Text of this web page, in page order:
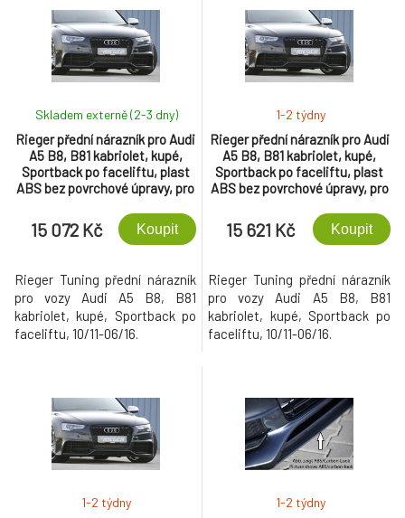
Rieger přední nárazník pro Audi
A5 B8, B81 kabriolet, kupé,
Sportback po faceliftu, plast
ABS bez povrchové úpravy, pro
Skladem externě (2-3 dny)
15 072 Kč Koupit
Rieger Tuning přední nárazník
pro vozy Audi A5 B8, B81
kabriolet, kupé, Sportback po
faceliftu, 10/11-06/16.
Rieger přední nárazník pro Audi
A5 B8, B81 kabriolet, kupé,
Sportback po faceliftu, plast
ABS bez povrchové úpravy, pro
a parkovacím asistentem
(PDC)
1-2 týdny
15 621 Kč Koupit
Rieger Tuning přední nárazník
pro vozy Audi A5 B8, B81
kabriolet, kupé, Sportback po
faceliftu, 10/11-06/16.
1-2 týdny 1-2 týdny